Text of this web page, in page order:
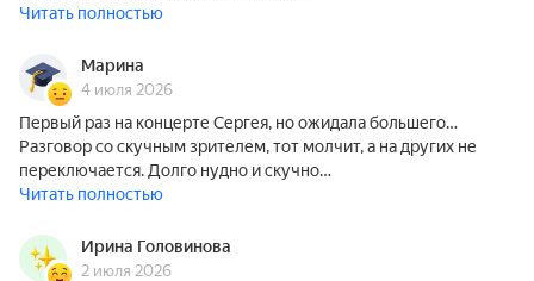
Читать полностью
Марина
4 июля 2026
Первый раз на концерте Сергея, но ожидала большего…
Разговор со скучным зрителем, тот молчит, а на других не
переключается. Долго нудно и скучно…
Читать полностью
Ирина Головинова
2 июля 2026